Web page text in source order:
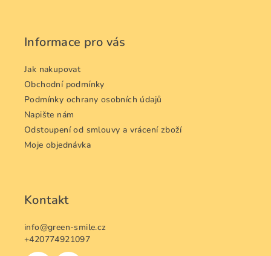
Informace pro vás
Jak nakupovat
Obchodní podmínky
Podmínky ochrany osobních údajů
Napište nám
Odstoupení od smlouvy a vrácení zboží
Moje objednávka
Kontakt
info@green-smile.cz
+420774921097